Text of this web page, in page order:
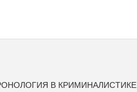
В КРИМИНАЛИСТИКЕ